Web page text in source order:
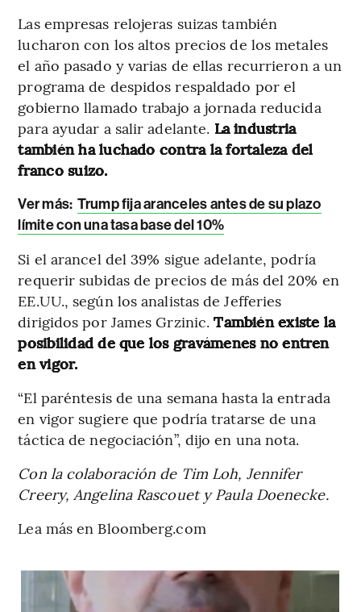
Las empresas relojeras suizas también
lucharon con los altos precios de los metales
el año pasado y varias de ellas recurrieron a un
programa de despidos respaldado por el
gobierno llamado trabajo a jornada reducida
para ayudar a salir adelante. La industria
también ha luchado contra la fortaleza del
franco suizo.
Ver más: Trump fija aranceles antes de su plazo
límite con una tasa base del 10%
Si el arancel del 39% sigue adelante, podría
requerir subidas de precios de más del 20% en
EE.UU., según los analistas de Jefferies
dirigidos por James Grzinic.También existe la
posibilidad de que los gravámenes no entren
en vigor.
“El paréntesis de una semana hasta la entrada
en vigor sugiere que podría tratarse de una
táctica de negociación”, dijo en una nota.
Con la colaboración de Tim Loh, Jennifer
Creery, Angelina Rascouet y Paula Doenecke.
Lea más en Bloomberg.com